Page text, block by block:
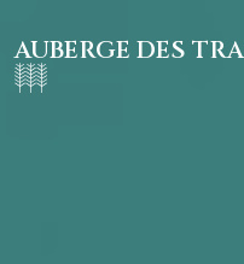
AUBERGE DES